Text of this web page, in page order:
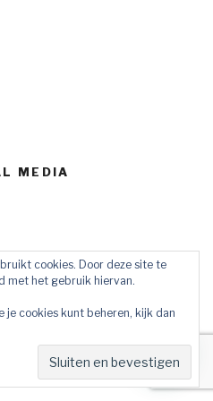
MEDIA
cookies. Door deze site te
met het gebruik hiervan.
je cookies kunt beheren, kijk dan